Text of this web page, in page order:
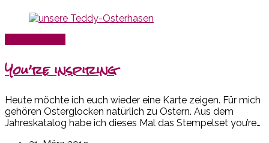
You’re inspiring
Heute möchte ich euch wieder eine Karte zeigen. Für mich
gehören Osterglocken natürlich zu Ostern. Aus dem
Jahreskatalog habe ich dieses Mal das Stempelset you’re…